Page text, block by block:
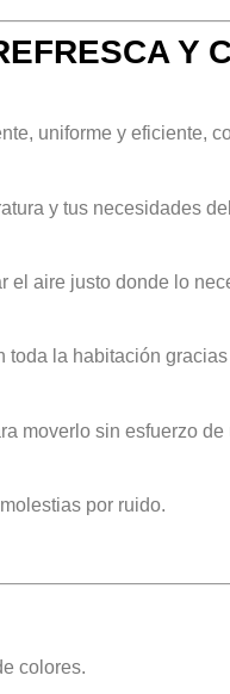
Y
uniforme y eficiente,
y tus necesidades
el aire justo donde lo
la habitación
moverlo sin esfuerzo de
por ruido.
colores.